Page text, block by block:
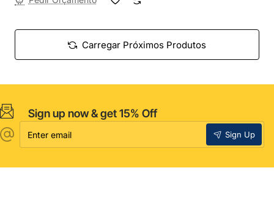
Carregar Próximos Produtos
Sign up now & get 15% Off
email
Sign Up